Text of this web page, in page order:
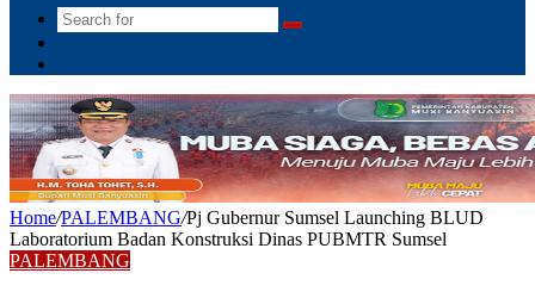
Search
Home/PALEMBANG/Pj Gubernur Sumsel Launching BLUD
Laboratorium Badan Konstruksi Dinas PUBMTR Sumsel
PALEMBANG